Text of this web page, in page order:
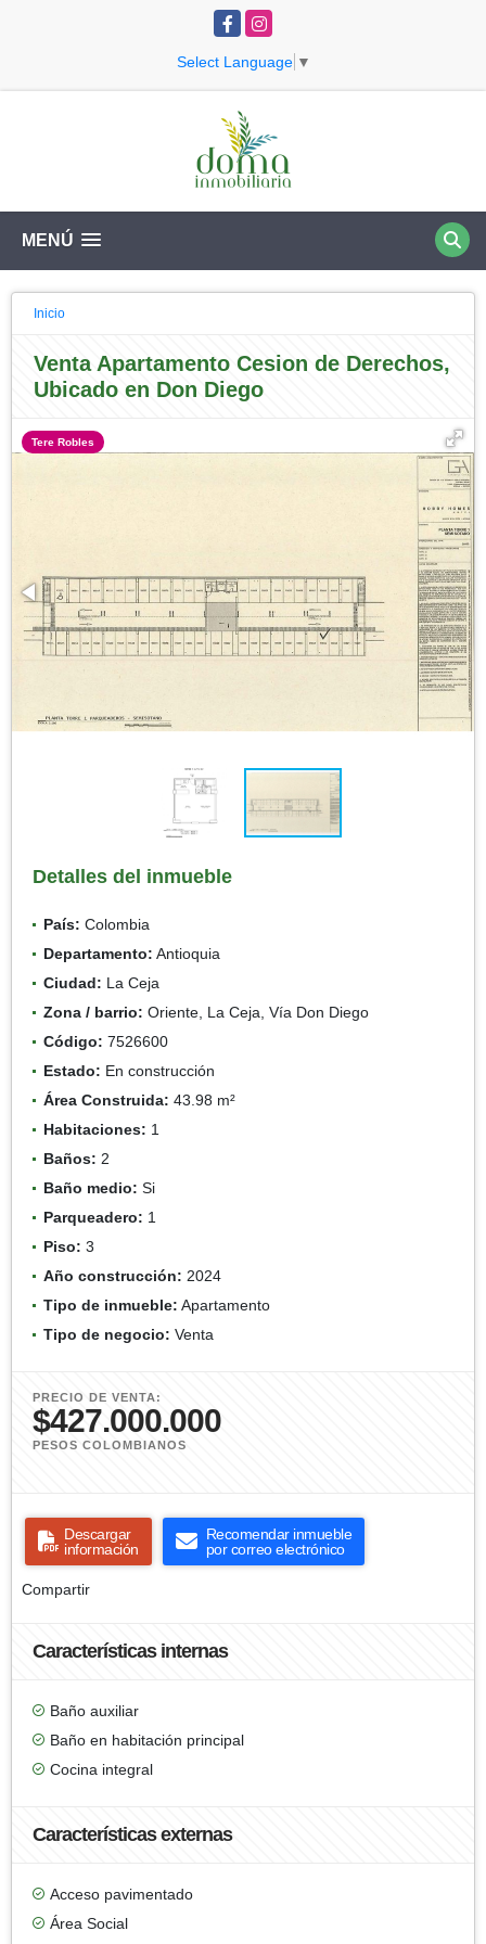
FacebookInstagram
Select Language ▼
MENÚ
Inicio
Venta Apartamento Cesion de Derechos,
Ubicado en Don Diego
Tere Robles
Detalles del inmueble
País: Colombia
Departamento: Antioquia
Ciudad: La Ceja
Zona / barrio: Oriente, La Ceja, Vía Don Diego
Código: 7526600
Estado: En construcción
Área Construida: 43.98 m²
Habitaciones: 1
Baños: 2
Baño medio: Si
Parqueadero: 1
Piso: 3
Año construcción: 2024
Tipo de inmueble: Apartamento
Tipo de negocio: Venta
PRECIO DE VENTA:
$427.000.000
PESOS COLOMBIANOS
Descargar
información
Recomendar inmueble
por correo electrónico
Compartir
Características internas
Baño auxiliar
Baño en habitación principal
Cocina integral
Características externas
Acceso pavimentado
Área Social